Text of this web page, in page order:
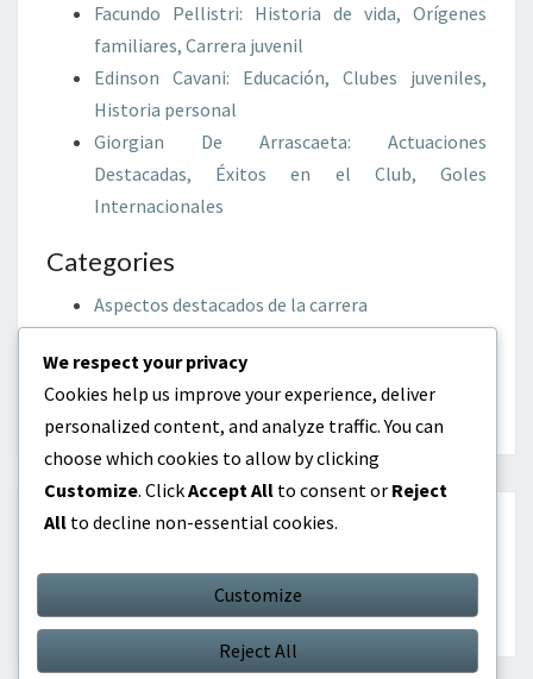
Facundo Pellistri: Historia de vida, Orígenes
familiares, Carrera juvenil
Edinson Cavani: Educación, Clubes juveniles,
Historia personal
Giorgian De Arrascaeta: Actuaciones
Destacadas, Éxitos en el Club, Goles
Internacionales
Categories
Aspectos destacados de la carrera
Logros Internacionales
BUSCAR
for:
We respect your privacy
Cookies help us improve your experience, deliver
personalized content, and analyze traffic. You can
choose which cookies to allow by clicking
Customize. ClickAccept All to consent or Reject
All to decline non-essential cookies.
Customize
Reject All